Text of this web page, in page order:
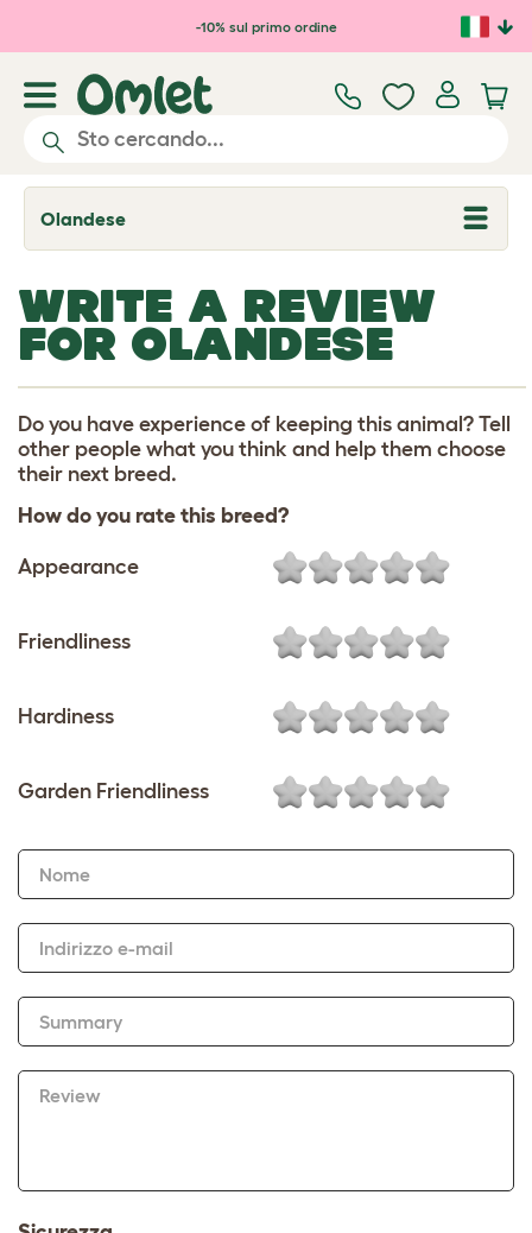
Passa al contenuto principale
-10% sul primo ordine
Olandese
T
o
e
d
d
o
w
n
WRITE A REVIEW
FOR OLANDESE
Do you have experience of keeping this animal? Tell
other people what you think and help them choose
their next breed.
How do you rate this breed?
Appearance
Friendliness
Hardiness
Garden Friendliness
Nome
Indirizzo e-mail
Summary
Review